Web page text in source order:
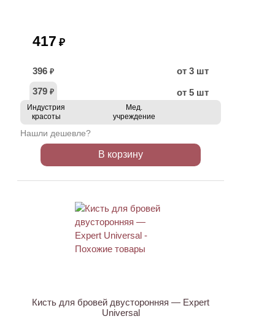
417 ₽
396 ₽
от 3 шт
379 ₽ от 5 шт
Индустрия
красоты
Мед.
учреждение
Нашли дешевле?
В корзину
Кисть для бровей двусторонняя — Expert
Universal